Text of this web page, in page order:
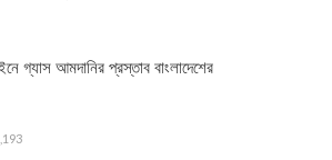
গ্যাস আমদানির প্রস্তাব বাংলাদেশের